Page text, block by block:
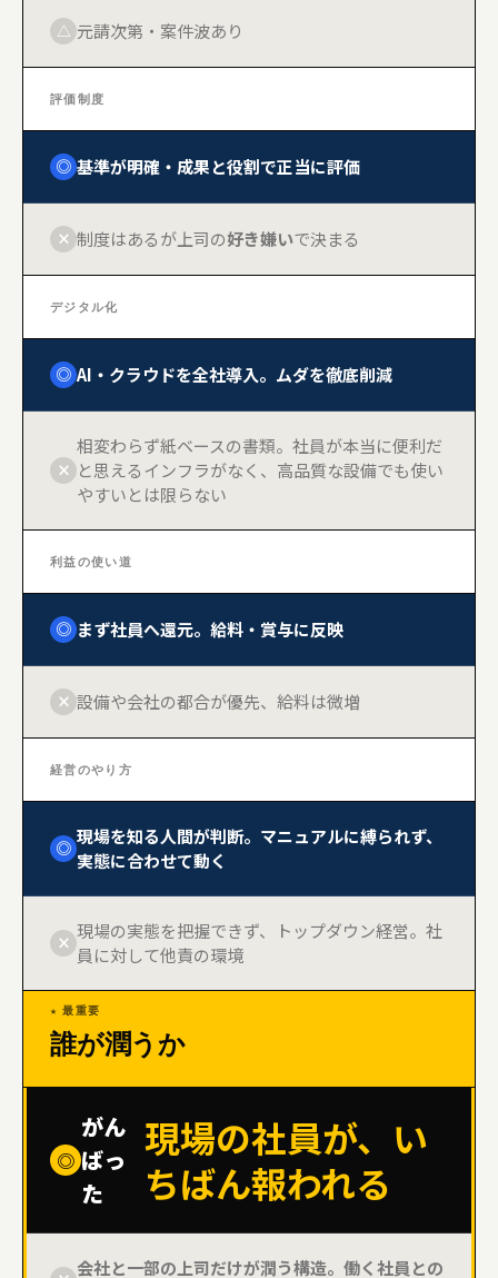
△ 元請次第・案件波あり
評価制度
◎ 基準が明確・成果と役割で正当に評価
× 制度はあるが上司の好き嫌いで決まる
デジタル化
◎ AI・クラウドを全社導入。ムダを徹底削減
×
相変わらず紙ベースの書類。社員が本当に便利だ
と思えるインフラがなく、高品質な設備でも使い
やすいとは限らない
利益の使い道
◎ まず社員へ還元。給料・賞与に反映
× 設備や会社の都合が優先、給料は微増
経営のやり方
◎
現場を知る人間が判断。マニュアルに縛られず、
実態に合わせて動く
×
現場の実態を把握できず、トップダウン経営。社
員に対して他責の環境
誰が潤うか
◎
がん
ばっ
た
現場の社員が、い
ちばん報われる
会社と一部の上司だけが潤う構造。働く社員との